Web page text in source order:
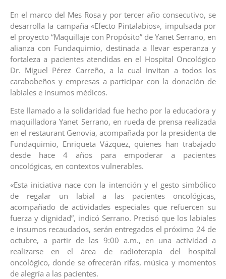
En el marco del Mes Rosa y por tercer año consecutivo, se
desarrolla la campaña «Efecto Pintalabios», impulsada por
el proyecto “Maquillaje con Propósito” de Yanet Serrano, en
alianza con Fundaquimio, destinada a llevar esperanza y
fortaleza a pacientes atendidas en el Hospital Oncológico
Dr. Miguel Pérez Carreño, a la cual invitan a todos los
carabobeños y empresas a participar con la donación de
labiales e insumos médicos.
Este llamado a la solidaridad fue hecho por la educadora y
maquilladora Yanet Serrano, en rueda de prensa realizada
en el restaurant Genovia, acompañada por la presidenta de
Fundaquimio, Enriqueta Vázquez, quienes han trabajado
desde hace 4 años para empoderar a pacientes
oncológicas, en contextos vulnerables.
«Esta iniciativa nace con la intención y el gesto simbólico
de regalar un labial a las pacientes oncológicas,
acompañado de actividades especiales que refuercen su
fuerza y dignidad”, indicó Serrano. Precisó que los labiales
e insumos recaudados, serán entregados el próximo 24 de
octubre, a partir de las 9:00 a.m., en una actividad a
realizarse en el área de radioterapia del hospital
oncológico, donde se ofrecerán rifas, música y momentos
de alegría a las pacientes.